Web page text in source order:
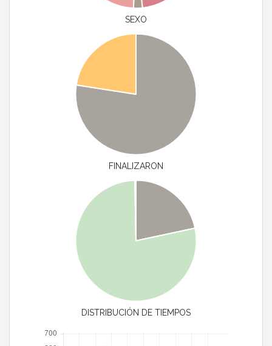
SEXO
FINALIZARON
DISTRIBUCIÓN DE TIEMPOS